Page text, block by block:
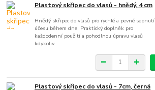
Plastový skřipec do vlasů - hnědý, 4 cm
Hnědý skřipec do vlasů pro rychlé a pevné sepnutí
účesu během dne. Praktický doplněk pro
každodenní použití a pohodlnou úpravu vlasů
kdykoliv.
Plastový skřipec do vlasů - 7cm, černá